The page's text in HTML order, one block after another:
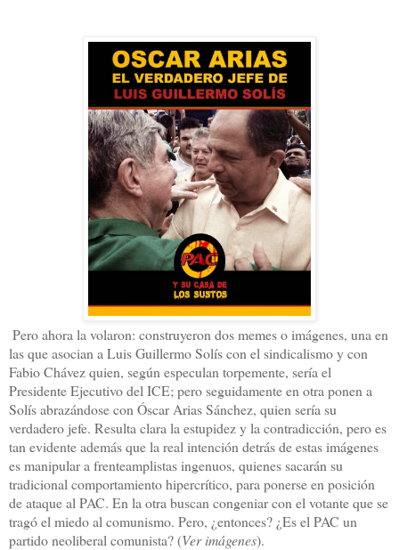
Pero ahora la volaron: construyeron dos memes o imágenes, una en
las que asocian a Luis Guillermo Solís con el sindicalismo y con
Fabio Chávez quien, según especulan torpemente, sería el
Presidente Ejecutivo del ICE; pero seguidamente en otra ponen a
Solís abrazándose con Óscar Arias Sánchez, quien sería su
verdadero jefe. Resulta clara la estupidez y la contradicción, pero es
tan evidente además que la real intención detrás de estas imágenes
es manipular a frenteamplistas ingenuos, quienes sacarán su
tradicional comportamiento hipercrítico, para ponerse en posición
de ataque al PAC. En la otra buscan congeniar con el votante que se
tragó el miedo al comunismo. Pero, ¿entonces? ¿Es el PAC un
partido neoliberal comunista? (Ver imágenes).